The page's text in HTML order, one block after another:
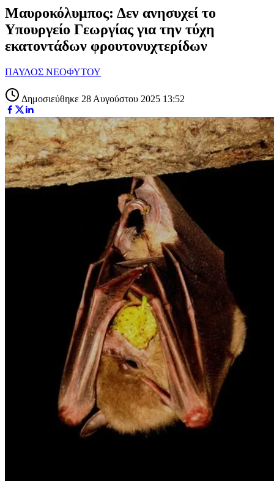
Μαυροκόλυμπος: Δεν ανησυχεί το
Υπουργείο Γεωργίας για την τύχη
εκατοντάδων φρουτονυχτερίδων
ΠΑΥΛΟΣ ΝΕΟΦΥΤΟΥ
Δημοσιεύθηκε 28 Αυγούστου 2025 13:52